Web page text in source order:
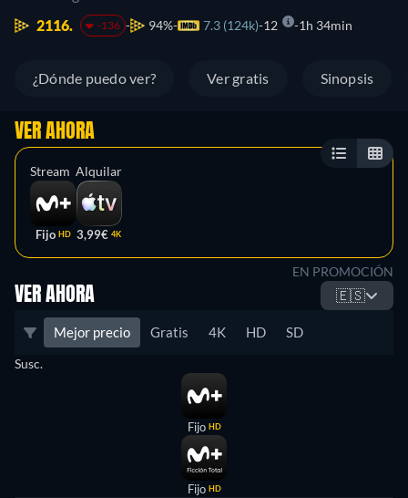
2116.
-136 94% 7.3 (124k) 12 1h 34min
¿Dónde puedo ver? Ver gratis Sinopsis
VER AHORA
Stream
Fijo HD
Alquilar
3,99€ 4K
EN PROMOCIÓN
VER AHORA 🇪🇸
Mejor precio Gratis 4K HD SD
Susc.
Fijo HD
Fijo HD